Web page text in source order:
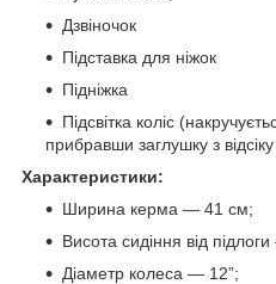
Дзвіночок
Підставка для ніжок
Підніжка
Підсвітка коліс
прибравши заглушку з
Характеристики:
Ширина керма — 41 см;
Висота сидіння від
Діаметр колеса — 12”;